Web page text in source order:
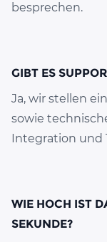
besprechen.
GIBT ES
Ja, wir stellen
sowie
Integration und
WIE HOCH IST
SEKUNDE?